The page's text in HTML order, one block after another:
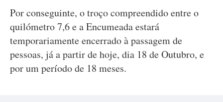
Por conseguinte, o troço compreendido entre o
quilómetro 7,6 e a Encumeada estará
temporariamente encerrado à passagem de
pessoas, já a partir de hoje, dia 18 de Outubro, e
por um período de 18 meses.